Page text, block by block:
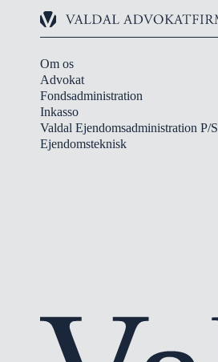
Om os
Advokat
Fondsadministration
Inkasso
Valdal Ejendomsadministration P/S
Ejendomsteknisk